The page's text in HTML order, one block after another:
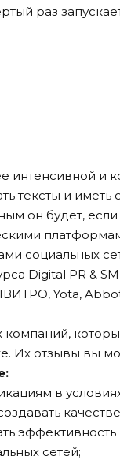
раз
интенсивной и
тексты и иметь
он будет, если
социальных
Digital PR &
Yota,
Их отзывы вы
в
сетей;